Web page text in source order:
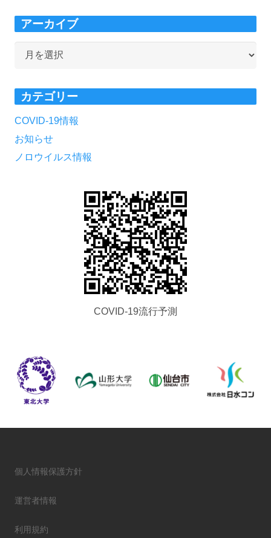
アーカイブ
イ
ブ
カテゴリー
COVID-19情報
お知らせ
ノロウイルス情報
COVID-19流行予測
個人情報保護方針
運営者情報
利用規約